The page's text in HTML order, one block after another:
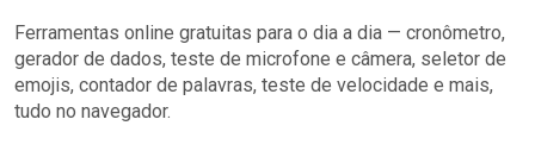
Ferramentas online gratuitas para o dia a dia — cronômetro,
gerador de dados, teste de microfone e câmera, seletor de
emojis, contador de palavras, teste de velocidade e mais,
tudo no navegador.